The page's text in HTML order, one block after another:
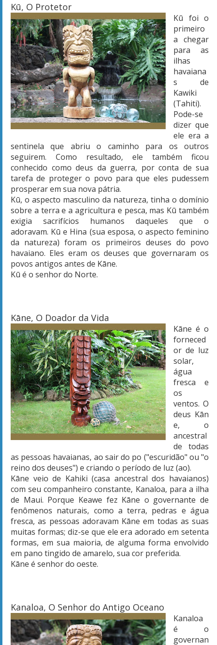
Kū, O Protetor
Kū foi o
primeiro
a chegar
para as
ilhas
havaiana
s de
Kawiki
(Tahiti).
Pode-se
dizer que
ele era a
sentinela que abriu o caminho para os outros
seguirem. Como resultado, ele também ficou
conhecido como deus da guerra, por conta de sua
tarefa de proteger o povo para que eles pudessem
prosperar em sua nova pátria.
Kū, o aspecto masculino da natureza, tinha o domínio
sobre a terra e a agricultura e pesca, mas Kū também
exigia sacrifícios humanos daqueles que o
adoravam. Kūe Hina (sua esposa, o aspecto feminino
da natureza) foram os primeiros deuses do povo
havaiano. Eles eram os deuses que governaram os
povos antigos antes de Kāne.
Kū é o senhor do Norte.
Kāne, O Doador da Vida
Kāne é o
forneced
or de luz
solar,
água
fresca e
os
ventos. O
deus Kān
e, o
ancestral
de todas
as pessoas havaianas, ao sair do po ("escuridão" ou "o
reino dos deuses") e criando o período de luz (ao).
Kāne veio de Kahiki (casa ancestral dos havaianos)
com seu companheiro constante, Kanaloa, para a ilha
de Maui. Porque Keawe fez Kāne o governante de
fenômenos naturais, como a terra, pedras e água
fresca, as pessoas adoravam Kāne em todas as suas
muitas formas; diz-se que ele era adorado em setenta
formas, em sua maioria, de alguma forma envolvido
em pano tingido de amarelo, sua cor preferida.
Kāne é senhor do oeste.
Kanaloa, O Senhor do Antigo Oceano
Kanaloa
é o
governan